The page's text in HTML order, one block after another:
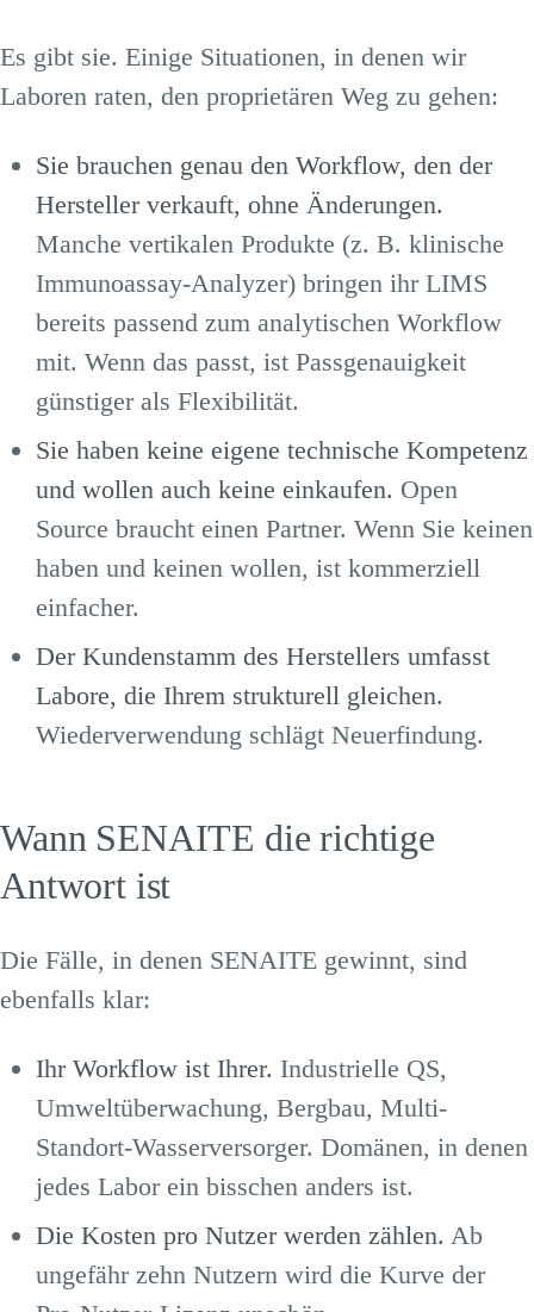
Es gibt sie. Einige Situationen, in denen wir
Laboren raten, den proprietären Weg zu gehen:
Sie brauchen genau den Workflow, den der
Hersteller verkauft, ohne Änderungen.
Manche vertikalen Produkte (z. B. klinische
Immunoassay-Analyzer) bringen ihr LIMS
bereits passend zum analytischen Workflow
mit. Wenn das passt, ist Passgenauigkeit
günstiger als Flexibilität.
Sie haben keine eigene technische Kompetenz
und wollen auch keine einkaufen. Open
Source braucht einen Partner. Wenn Sie keinen
haben und keinen wollen, ist kommerziell
einfacher.
Der Kundenstamm des Herstellers umfasst
Labore, die Ihrem strukturell gleichen.
Wiederverwendung schlägt Neuerfindung.
Wann SENAITE die richtige
Antwort ist
Die Fälle, in denen SENAITE gewinnt, sind
ebenfalls klar:
Ihr Workflow ist Ihrer. Industrielle QS,
Umweltüberwachung, Bergbau, Multi-
Standort-Wasserversorger. Domänen, in denen
jedes Labor ein bisschen anders ist.
Die Kosten pro Nutzer werden zählen. Ab
ungefähr zehn Nutzern wird die Kurve der